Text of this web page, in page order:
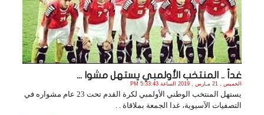
غداً .. المنتخب الأولمبي يستهل مشوا ...
الخميس , 21 مـارس , 2019 الساعة 5:33:43 PM
يستهل المنتخب الوطني الأولمبي لكرة القدم تحت 23 عام مشواره في
التصفيات الآسيوية، غدا الجمعة بملاقاة . .